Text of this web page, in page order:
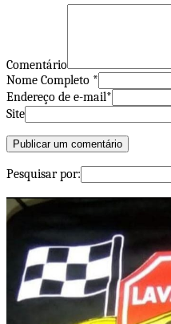
Comentário
Nome Completo *
Endereço de e-mail*
Site
Pesquisar por: